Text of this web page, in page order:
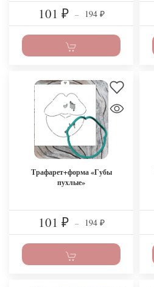
101 ₽ – 194 ₽
Трафарет+форма «Губы
пухлые»
101 ₽ – 194 ₽